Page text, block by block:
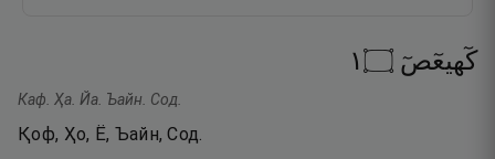
كٓهيعٓصٓ ۝١
Каф. Ҳа. Йа. Ъайн. Сод.
Қоф, Ҳо, Ё, Ъайн, Сод.